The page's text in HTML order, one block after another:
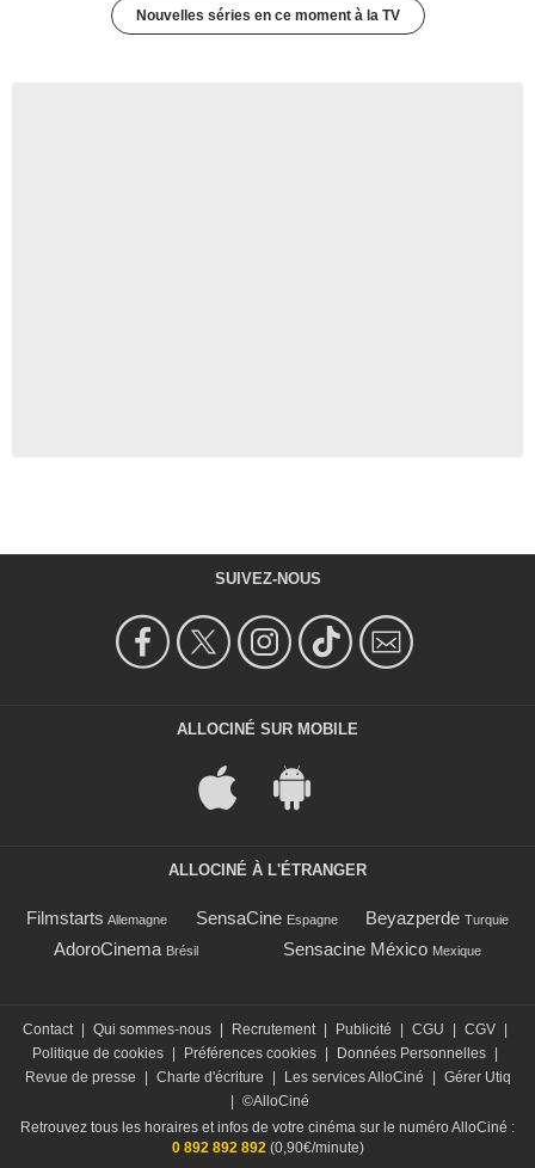
Nouvelles séries en ce moment à la TV
SUIVEZ-NOUS
ALLOCINÉ SUR MOBILE
ALLOCINÉ À L'ÉTRANGER
Filmstarts Allemagne SensaCine Espagne Beyazperde Turquie
AdoroCinema Brésil Sensacine México Mexique
Contact Qui sommes-nous Recrutement Publicité CGU CGV
Politique de cookies
Préférences cookies Données Personnelles
Revue de presse
Charte d'écriture Les services AlloCiné
Gérer Utiq
©AlloCiné
Retrouvez tous les horaires et infos de votre cinéma sur le numéro AlloCiné :
0 892 892 892(0,90€/minute)